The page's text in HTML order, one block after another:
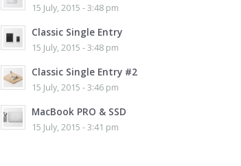
15 July, 2015 - 3:48 pm
Classic Single Entry
15 July, 2015 - 3:48 pm
Classic Single Entry #2
15 July, 2015 - 3:46 pm
MacBook PRO & SSD
15 July, 2015 - 3:41 pm